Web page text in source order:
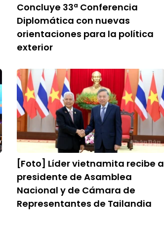
Concluye 33ª Conferencia
Diplomática con nuevas
orientaciones para la política
exterior
[Foto] Líder vietnamita recibe a
presidente de Asamblea
Nacional y de Cámara de
Representantes de Tailandia